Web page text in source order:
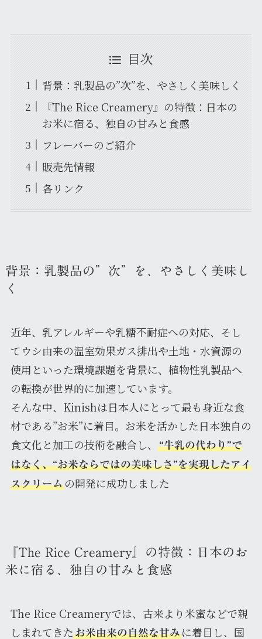
目次
背景：乳製品の”次”を、やさしく美味しく
『The Rice Creamery』の特徴：日本の
お米に宿る、独自の甘みと食感
フレーバーのご紹介
販売先情報
各リンク
背景：乳製品の”次”を、やさしく美味し
く
近年、乳アレルギーや乳糖不耐症への対応、そし
てウシ由来の温室効果ガス排出や土地・水資源の
使用といった環境課題を背景に、植物性乳製品へ
の転換が世界的に加速しています。
そんな中、Kinishは日本人にとって最も身近な食
材である”お米”に着目。お米を活かした日本独自の
食文化と加工の技術を融合し、
“牛乳の代わり”で
はなく、“お米ならではの美味しさ”を実現したアイ
スクリームの開発に成功しました
『The Rice Creamery』の特徴：日本のお
米に宿る、独自の甘みと食感
The Rice Creameryでは、古来より米蜜などで親
しまれてきた お米由来の自然な甘みに着目し、国